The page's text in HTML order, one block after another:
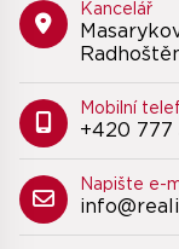
Kancelář
Mobilní
+420 777
Napište e-